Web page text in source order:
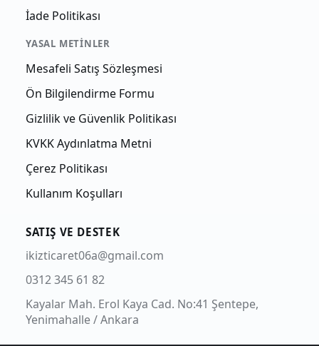
İade Politikası
YASAL METINLER
Mesafeli Satış Sözleşmesi
Ön Bilgilendirme Formu
Gizlilik ve Güvenlik Politikası
KVKK Aydınlatma Metni
Çerez Politikası
Kullanım Koşulları
SATIŞ VE DESTEK
ikizticaret06a@gmail.com
0312 345 61 82
Kayalar Mah. Erol Kaya Cad. No:41 Şentepe,
Yenimahalle / Ankara